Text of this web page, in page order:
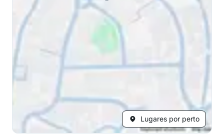
Lugares por perto